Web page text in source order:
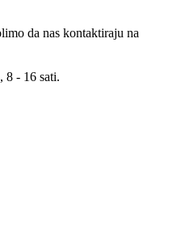
da nas kontaktiraju na
8 - 16 sati.